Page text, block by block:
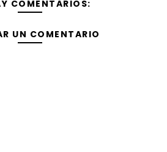
COMENTARIOS:
UN COMENTARIO